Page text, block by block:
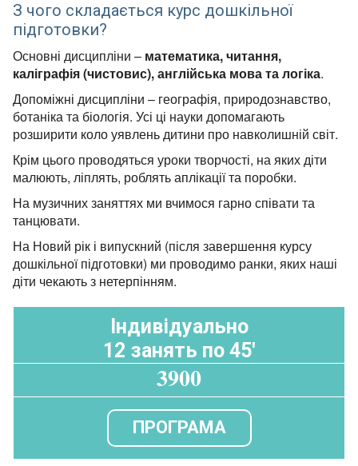
З чого складається курс дошкільної
підготовки?
Основні дисципліни – математика, читання,
каліграфія (чистовис), англійська мова та логіка.
Допоміжні дисципліни – географія, природознавство,
ботаніка та біологія. Усі ці науки допомагають
розширити коло уявлень дитини про навколишній світ.
Крім цього проводяться уроки творчості, на яких діти
малюють, ліплять, роблять аплікації та поробки.
На музичних заняттях ми вчимося гарно співати та
танцювати.
На Новий рік і випускний (після завершення курсу
дошкільної підготовки) ми проводимо ранки, яких наші
діти чекають з нетерпінням.
Індивідуально
12 занять по 45'
3900
ПРОГРАМА